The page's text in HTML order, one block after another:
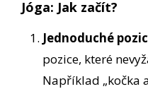
Jóga: Jak začít?
Jednoduché
pozice, které
Například „kočka